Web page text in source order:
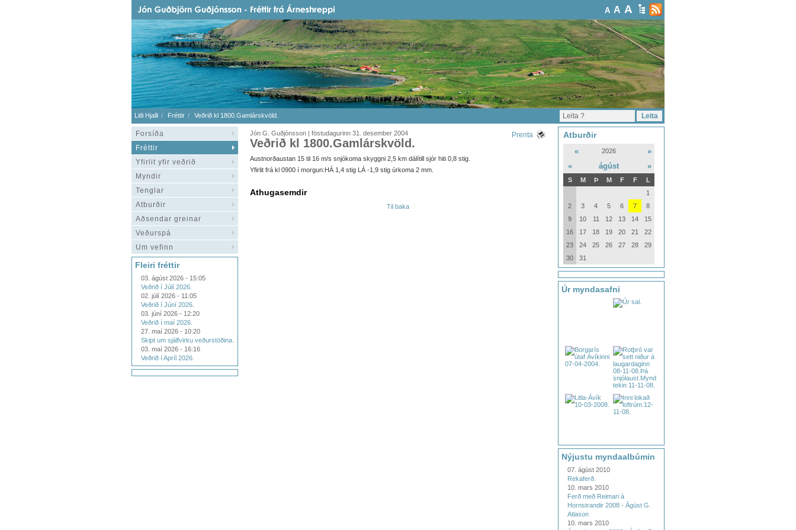
A A A
Litli Hjalli Fréttir Veðrið kl 1800.Gamlárskvöld.
Forsíða
Fréttir
Yfirlit yfir veðrið
Myndir
Tenglar
Atburðir
Aðsendar greinar
Veðurspá
Um vefinn
Fleiri fréttir
03. ágúst 2026 - 15:05
Veðrið í Júlí 2026.
02. júlí 2026 - 11:05
Veðrið í Júní 2026.
03. júní 2026 - 12:20
Veðrið í maí 2026.
27. maí 2026 - 10:20
Skipt um sjálfvirku veðurstöðina.
03. maí 2026 - 16:16
Veðrið í Apríl 2026.
Jón G. Guðjónsson | föstudagurinn 31. desember 2004 Prenta
Veðrið kl 1800.Gamlárskvöld.
Austnorðaustan 15 til 16 m/s snjókoma skyggni 2,5 km dálítill sjór hiti 0,8 stig.
Yfirlit frá kl 0900 í morgun:HÁ 1,4 stig LÁ -1,9 stig úrkoma 2 mm.
Athugasemdir
Til baka
Atburðir
« 2026
»
«
ágúst »
S M Þ M F F
L
1
2
3 4 5 6 7
8
9
10 11 12 13 14
15
16
17 18 19 20 21
22
23
24 25 26 27 28
29
30
31
Úr myndasafni
Nýjustu myndaalbúmin
07. ágúst 2010
Rekaferð.
10. mars 2010
Ferð með Reimari á
Hornstrandir 2008 - Ágúst G.
Atlason
10. mars 2010